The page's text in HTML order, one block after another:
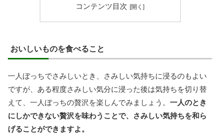
コンテンツ目次
おいしいものを食べること
一人ぼっちでさみしいとき、さみしい気持ちに浸るのもよい
ですが、ある程度さみしい気分に浸った後は気持ちを切り替
えて、一人ぼっちの贅沢を楽しんでみましょう。 一人のとき
にしかできない贅沢を味わうことで、さみしい気持ちを和ら
げることができますよ。